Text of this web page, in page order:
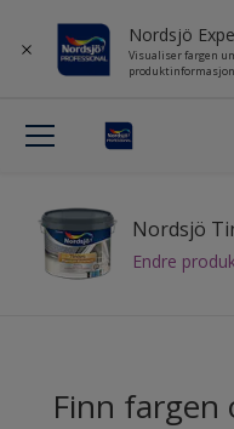
Nordsjö
Visualiser fargen
produktinformasjon
Endre
Finn fargen